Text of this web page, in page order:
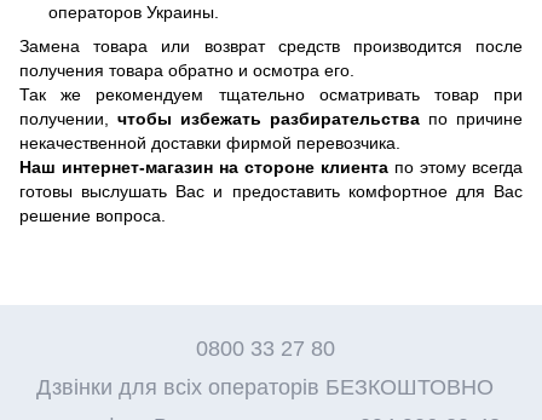
операторов Украины.
Замена товара или возврат средств производится после
получения товара обратно и осмотра его.
Так же рекомендуем тщательно осматривать товар при
получении, чтобы избежать разбирательства по причине
некачественной доставки фирмой перевозчика.
Наш интернет-магазин на стороне клиента по этому всегда
готовы выслушать Вас и предоставить комфортное для Вас
решение вопроса.
0800 33 27 80
Дзвінки для всіх операторів БЕЗКОШТОВНО